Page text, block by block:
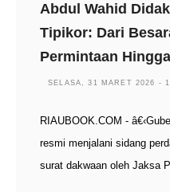
Abdul Wahid
Tipikor: Dari
Permintaan
SELASA, 31 MARET 2026 -
RIAUBOOK.COM -
resmi menjalani sidang
surat dakwaan oleh Jaksa